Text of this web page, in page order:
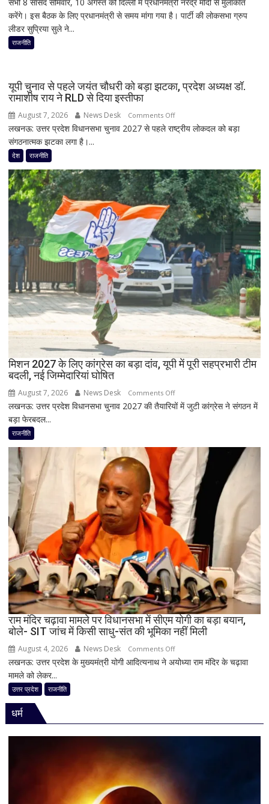
राजनीति
से
पवार
सभी
8
सांसद,
डीलिमिटेशन
बिल
के
बीच
बढ़ी
सियासी
अटकलें
करेंगे। इस बैठक के लिए प्रधानमंत्री से समय मांगा गया है। पार्टी की लोकसभा ग्रुप
लीडर सुप्रिया सुले ने...
राजनीति
यूपी चुनाव से पहले जयंत चौधरी को बड़ा झटका, प्रदेश अध्यक्ष डॉ.
रामाशीष राय ने RLD से दिया इस्तीफा
August 7, 2026 News Desk Comments Offon
यूपी
जयंत
चौधरी
को
बड़ा
झटका,
प्रदेश
अध्यक्ष
रामाशीष
राय
ने
से
दिया
इस्तीफा
लखनऊ: उत्तर प्रदेश विधानसभा चुनाव 2027 से पहले राष्ट्रीय लोकदल को बड़ा
संगठनात्मक झटका लगा है।...
देश राजनीति
मिशन 2027 के लिए कांग्रेस का बड़ा दांव, यूपी में पूरी सहप्रभारी टीम
बदली, नई जिम्मेदारियां घोषित
August 7, 2026 News Desk Comments Offon
मिशन
कांग्रेस
बड़ा
दांव,
यूपी
में
पूरी
सहप्रभारी
टीम
बदली,
नई
जिम्मेदारियां
घोषित
लखनऊ: उत्तर प्रदेश विधानसभा चुनाव 2027 की तैयारियों में जुटी कांग्रेस ने संगठन में
बड़ा फेरबदल...
राजनीति
राम मंदिर चढ़ावा मामले पर विधानसभा में सीएम योगी का बड़ा बयान,
बोले- SIT जांच में किसी साधु-संत की भूमिका नहीं मिली
August 4, 2026 News Desk Comments Offon
राम
लखनऊ: उत्तर प्रदेश के मुख्यमंत्री योगी आदित्यनाथ ने अयोध्या राम मंदिर के चढ़ावा
मामले को लेकर...
उत्तर प्रदेश राजनीति
धर्म